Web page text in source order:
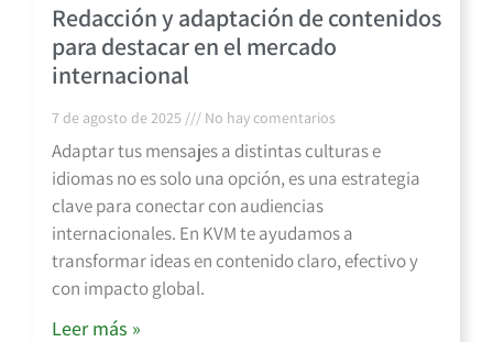
Redacción y adaptación de contenidos
para destacar en el mercado
internacional
7 de agosto de 2025 No hay comentarios
Adaptar tus mensajes a distintas culturas e
idiomas no es solo una opción, es una estrategia
clave para conectar con audiencias
internacionales. En KVM te ayudamos a
transformar ideas en contenido claro, efectivo y
con impacto global.
Leer más »